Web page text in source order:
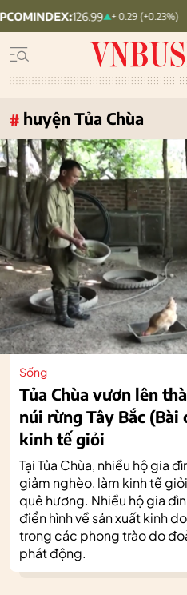
126.99 + 0.29 (+0.23%) VN30:
# huyện Tủa Chùa
Sống
Tủa Chùa vươn lên
núi rừng Tây Bắc
kinh tế giỏi
Tại Tủa Chùa, nhiều hộ gia
giảm nghèo, làm kinh tế
quê hương. Nhiều hộ gia
điển hình về sản xuất kinh
trong các phong trào do
phát động.